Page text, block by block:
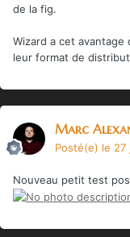
de la fig.
Wizard a cet
leur format de
Marc
Posté(e) le 27
Nouveau petit test